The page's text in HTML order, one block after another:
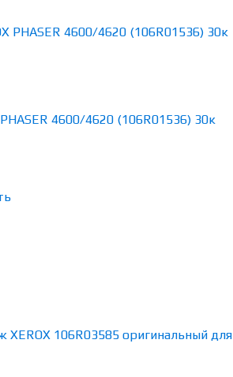
4600/4620 (106R01536) 30к